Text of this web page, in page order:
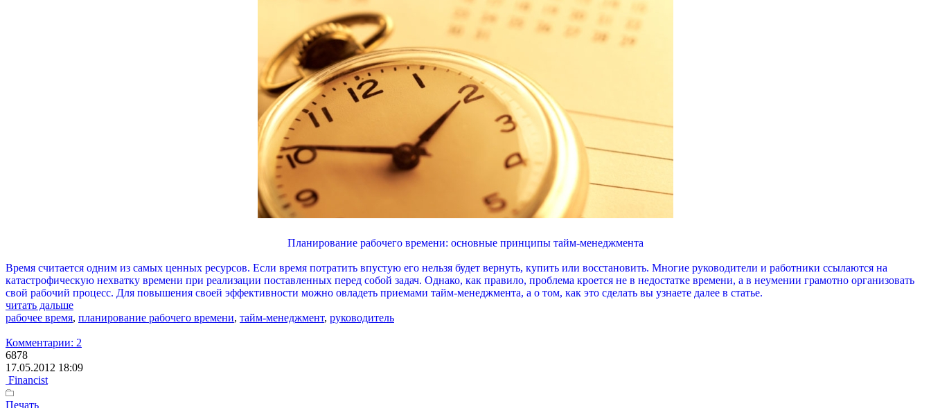
Планирование рабочего времени: основные принципы тайм-менеджмента
Время считается одним из самых ценных ресурсов. Если время потратить впустую его нельзя будет вернуть, купить или восстановить. Многие руководители и работники ссылаются на
катастрофическую нехватку времени при реализации поставленных перед собой задач. Однако, как правило, проблема кроется не в недостатке времени, а в неумении грамотно организовать
свой рабочий процесс. Для повышения своей эффективности можно овладеть приемами тайм-менеджмента, а о том, как это сделать вы узнаете далее в статье.
читать дальше
рабочее время, планирование рабочего времени, тайм-менеджмент, руководитель
Комментарии: 2
6878
17.05.2012 18:09
Financist
Печать